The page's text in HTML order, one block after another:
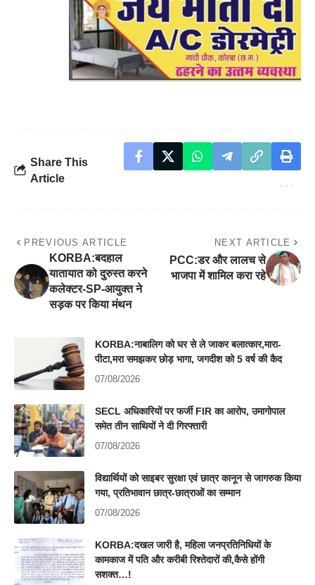
Share This
Article
PREVIOUS ARTICLE
KORBA:बदहाल
यातायात को दुरुस्त करने
कलेक्टर-SP-आयुक्त ने
सड़क पर किया मंथन
NEXT ARTICLE
PCC:डर और लालच से
भाजपा में शामिल करा रहे
KORBA:नाबालिग को घर से ले जाकर बलात्कार,मारा-
पीटा,मरा समझकर छोड़ भागा, जगदीश को 5 वर्ष की कैद
07/08/2026
SECL अधिकारियों पर फर्जी FIR का आरोप, उमागोपाल
समेत तीन साथियों ने दी गिरफ्तारी
07/08/2026
विद्यार्थियों को साइबर सुरक्षा एवं छात्र कानून से जागरुक किया
गया, प्रतिभावान छात्र-छात्राओं का सम्मान
07/08/2026
KORBA:दखल जारी है, महिला जनप्रतिनिधियों के
कामकाज में पति और करीबी रिश्तेदारों की,कैसे होंगी
सशक्त…!